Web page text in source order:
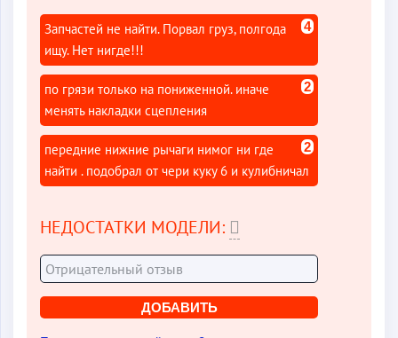
4
Запчастей не найти. Порвал груз, полгода
ищу. Нет нигде!!!
2
по грязи только на пониженной. иначе
менять накладки сцепления
2
передние нижние рычаги нимог ни где
найти . подобрал от чери куку 6 и кулибничал
НЕДОСТАТКИ МОДЕЛИ: